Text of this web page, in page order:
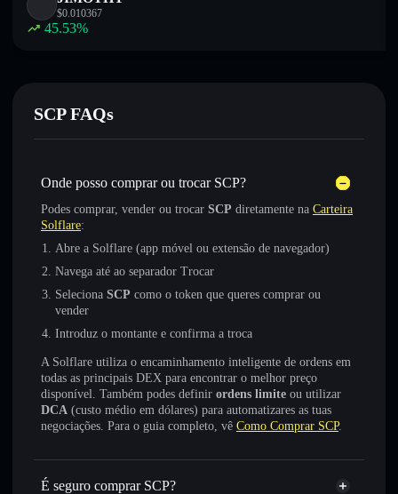
$0.010367
45.53%
SCP FAQs
Onde posso comprar ou trocar SCP?
Podes comprar, vender ou trocar SCP diretamente na Carteira
Solflare:
Abre a Solflare (app móvel ou extensão de navegador)
Navega até ao separador Trocar
Seleciona SCP como o token que queres comprar ou
vender
Introduz o montante e confirma a troca
A Solflare utiliza o encaminhamento inteligente de ordens em
todas as principais DEX para encontrar o melhor preço
disponível. Também podes definir ordens limite ou utilizar
DCA (custo médio em dólares) para automatizares as tuas
negociações. Para o guia completo, vê Como Comprar SCP.
É seguro comprar SCP?